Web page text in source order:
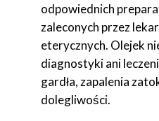
odpowiednich
zaleconych przez
eterycznych. Olejek
diagnostyki ani
gardła, zapalenia
dolegliwości.